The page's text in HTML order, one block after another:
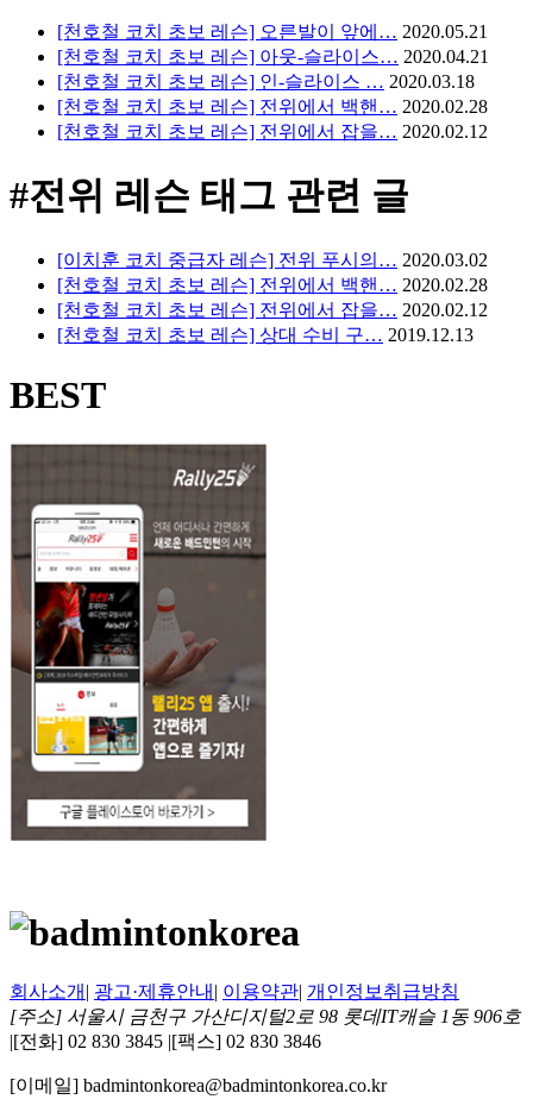
[천호철 코치 초보 레슨] 오른발이 앞에… 2020.05.21
[천호철 코치 초보 레슨] 아웃-슬라이스… 2020.04.21
[천호철 코치 초보 레슨] 인-슬라이스 … 2020.03.18
[천호철 코치 초보 레슨] 전위에서 백핸… 2020.02.28
[천호철 코치 초보 레슨] 전위에서 잡을… 2020.02.12
#전위 레슨 태그 관련 글
[이치훈 코치 중급자 레슨] 전위 푸시의… 2020.03.02
[천호철 코치 초보 레슨] 전위에서 백핸… 2020.02.28
[천호철 코치 초보 레슨] 전위에서 잡을… 2020.02.12
[천호철 코치 초보 레슨] 상대 수비 구… 2019.12.13
BEST
회사소개 | 광고·제휴안내 | 이용약관| 개인정보취급방침
[주소] 서울시 금천구 가산디지털2로 98 롯데IT캐슬 1동 906호
|[전화] 02 830 3845 |[팩스] 02 830 3846
[이메일] badmintonkorea@badmintonkorea.co.kr